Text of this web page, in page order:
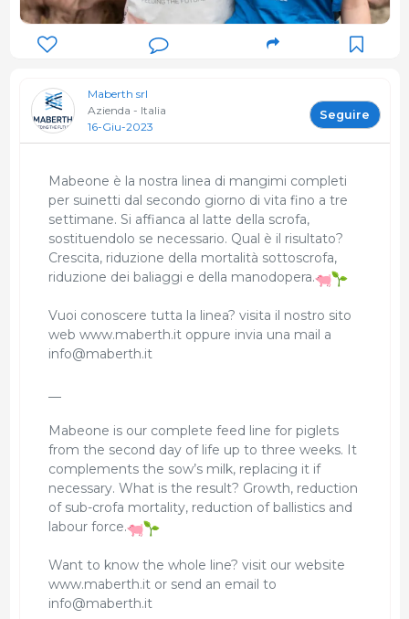
Maberth srl
Azienda - Italia
16-Giu-2023
Seguire
Mabeone è la nostra linea di mangimi completi
per suinetti dal secondo giorno di vita fino a tre
settimane. Si affianca al latte della scrofa,
sostituendolo se necessario. Qual è il risultato?
Crescita, riduzione della mortalità sottoscrofa,
riduzione dei baliaggi e della manodopera.
Vuoi conoscere tutta la linea? visita il nostro sito
web www.maberth.it oppure invia una mail a
info@maberth.it
Mabeone is our complete feed line for piglets
from the second day of life up to three weeks. It
complements the sow’s milk, replacing it if
necessary. What is the result? Growth, reduction
of sub-crofa mortality, reduction of ballistics and
labour force.
Want to know the whole line? visit our website
www.maberth.it or send an email to
info@maberth.it